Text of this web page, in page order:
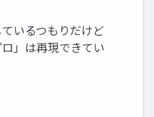
いるつもりだけど
ロ」は再現できてい